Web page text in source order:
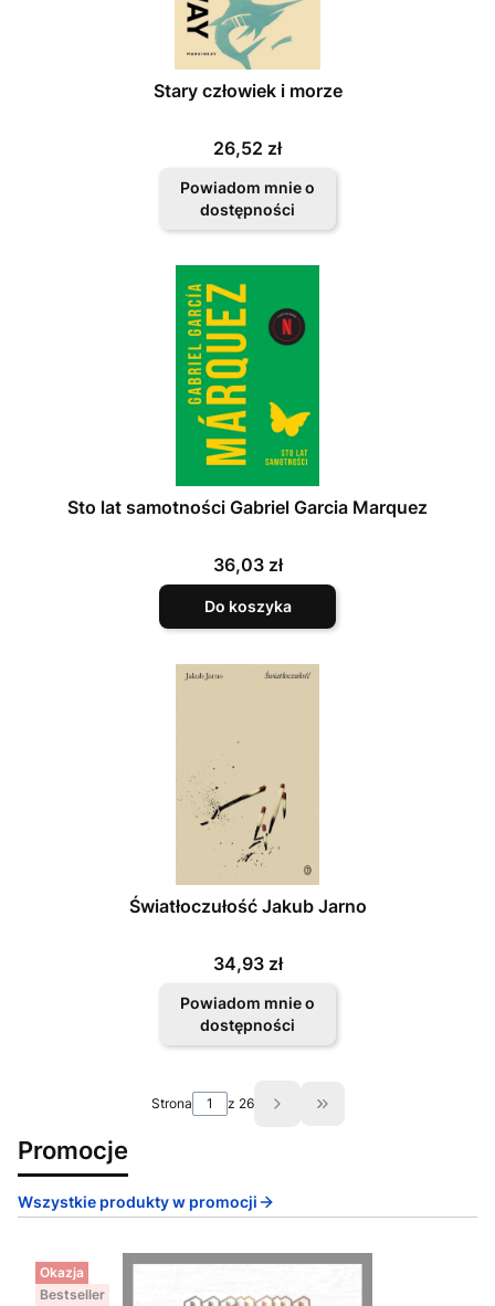
Stary człowiek i morze
Cena
26,52 zł
Powiadom mnie o
dostępności
Sto lat samotności Gabriel Garcia Marquez
Cena
36,03 zł
Do koszyka
Światłoczułość Jakub Jarno
Cena
34,93 zł
Powiadom mnie o
dostępności
Strona z 26 Przejdź do ostatniej
Promocje
Wszystkie produkty w promocji
Okazja
Bestseller